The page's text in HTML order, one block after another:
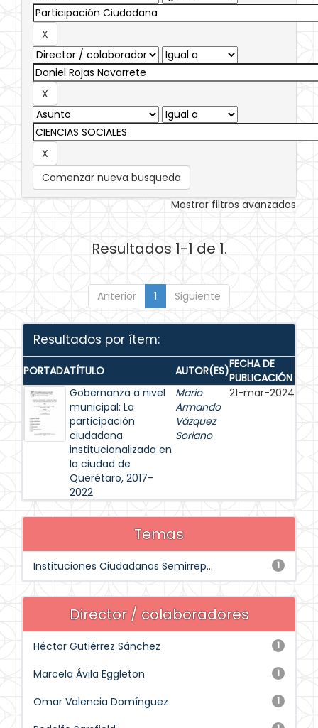
Comenzar nueva busqueda
Mostrar filtros avanzados
Resultados 1-1 de 1.
Anterior 1 Siguiente
Resultados por ítem:
PORTADATÍTULO AUTOR(ES)FECHA DE
PUBLICACIÓN
Gobernanza a nivel
municipal: La
participación
ciudadana
institucionalizada en
la ciudad de
Querétaro, 2017-
2022
Mario
Armando
Vázquez
Soriano
21-mar-2024
Temas
1
Instituciones Ciudadanas Semirrep...
Director / colaboradores
1
Héctor Gutiérrez Sánchez
1
Marcela Ávila Eggleton
1
Omar Valencia Domínguez